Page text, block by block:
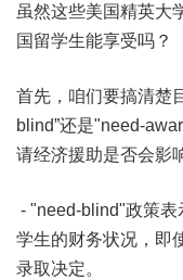
虽然这些美国精英大
国留学生能享受吗？
首先，咱们要搞清楚
blind”还是"need-
请经济援助是否会影
- "need-blind"政策表
学生的财务状况，即
录取决定。